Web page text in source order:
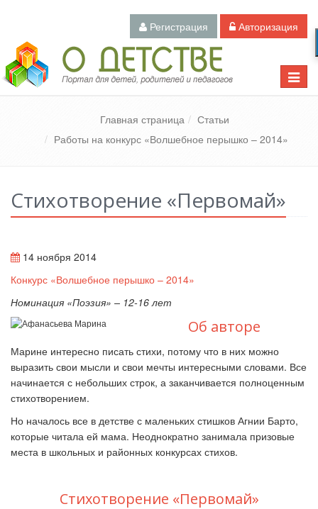
Регистрация Авторизация
Toggle
Педагогический портал «О детстве»
Главная страница
Статьи
Работы на конкурс «Волшебное перышко – 2014»
Стихотворение «Первомай»
14 ноября 2014
Конкурс «Волшебное перышко – 2014»
Номинация «Поэзия» – 12-16 лет
Об авторе
Марине интересно писать стихи, потому что в них можно
выразить свои мысли и свои мечты интересными словами. Все
начинается с небольших строк, а заканчивается полноценным
стихотворением.
Но началось все в детстве с маленьких стишков Агнии Барто,
которые читала ей мама. Неоднократно занимала призовые
места в школьных и районных конкурсах стихов.
Стихотворение «Первомай»